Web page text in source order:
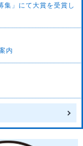
集」にて大賞を受賞し
内